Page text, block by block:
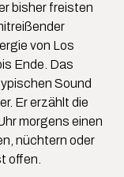
bisher freisten
von Los
Ende. Das
Sound
Er erzählt die
morgens einen
nüchtern oder
offen.